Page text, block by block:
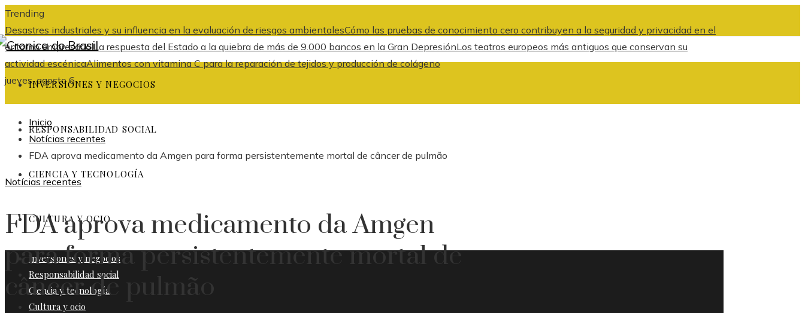
Trending
Desastres industriales y su influencia en la evaluación de riesgos ambientalesCómo las pruebas de conocimiento cero contribuyen a la seguridad y privacidad en el
entorno empresarialLa respuesta del Estado a la quiebra de más de 9.000 bancos en la Gran DepresiónLos teatros europeos más antiguos que conservan su
actividad escénicaAlimentos con vitamina C para la reparación de tejidos y producción de colágeno
jueves, agosto 6
INVERSIONES Y NEGOCIOS
RESPONSABILIDAD SOCIAL
CIENCIA Y TECNOLOGÍA
CULTURA Y OCIO
Inversiones y negocios
Responsabilidad social
Ciencia y tecnología
Cultura y ocio
Inicio
Notícias recentes
FDA aprova medicamento da Amgen para forma persistentemente mortal de câncer de pulmão
Notícias recentes
FDA aprova medicamento da Amgen
para forma persistentemente mortal de
câncer de pulmão